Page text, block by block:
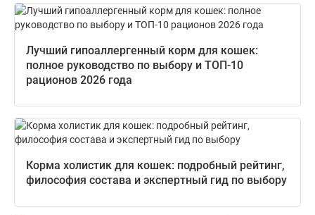
Лучший гипоаллергенный корм для кошек:
полное руководство по выбору и ТОП-10
рационов 2026 года
Корма холистик для кошек: подробный рейтинг,
философия состава и экспертный гид по выбору